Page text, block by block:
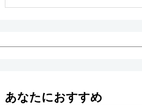
あなたにおすすめ